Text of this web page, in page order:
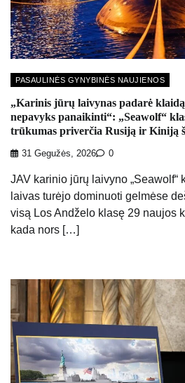
PASAULINĖS GYNYBINĖS NAUJIENOS
„Karinis jūrų laivynas padarė
nepavyks panaikinti“: „Seawolf“
trūkumas priverčia Rusiją ir Kiniją
31 Gegužės, 2026 0
JAV karinio jūrų laivyno „Seawolf“
laivas turėjo dominuoti gelmėse
visą Los Andželo klasę 29 naujos
kada nors […]